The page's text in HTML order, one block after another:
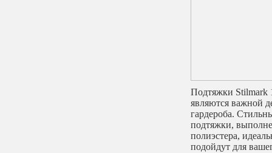
Подтяжки Stilmark
являются важной
гардероба.
подтяжки,
полиэстера,
подойдут для